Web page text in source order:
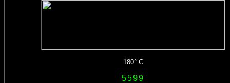
180° C
5599